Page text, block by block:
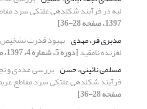
لبه در فرآیند شکل‎دهی غلتکی سرد مقاطع عریض
1397، صفحه 28-36]
مدبری فر، مهدی بهبود قدرت تشخیص
لغزنده نامقید[دوره 5، شماره 4، 1397، صفحه 1-12]
مسلمی نائینی، حسن
فرآیند شکل‎دهی غلتکی سرد مقاطع عریض
صفحه 28-36]